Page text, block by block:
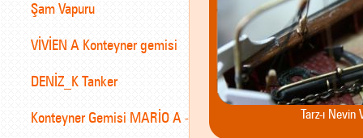
Şam Vapuru
VİVİEN A Konteyner gemisi
DENİZ_K Tanker
Konteyner Gemisi MARİO A - Tarz-ı Nevin